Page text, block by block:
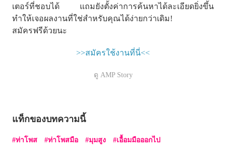
เตอร์ที่ชอบได้ แถมยังตั้งค่าการค้นหาได้ละเอียดยิ่งขึ้น
ทำให้เจอผลงานที่ใช่สำหรับคุณได้ง่ายกว่าเดิม!
สมัครฟรีด้วยนะ
>>สมัครใช้งานที่นี่<<
ดู AMP Story
แท็กของบทความนี้
ท่าโพส ท่าโพสมือ มุมสูง เอื้อมมือออกไป